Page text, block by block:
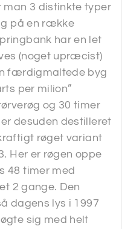
man 3 distinkte typer
på en række
har en let
(noget upræcist)
færdigmaltede byg
per milion”
og 30 timer
desuden destilleret
røget variant
Her er røgen oppe
48 timer med
2 gange. Den
dagens lys i 1997
sig med helt